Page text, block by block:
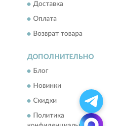
Доставка
Оплата
Возврат товара
ДОПОЛНИТЕЛЬНО
Блог
Новинки
Скидки
Политика